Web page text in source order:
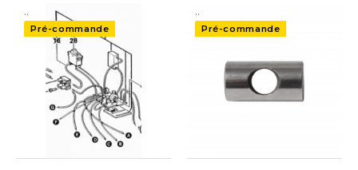
..
Pré-commande
..
Pré-commande